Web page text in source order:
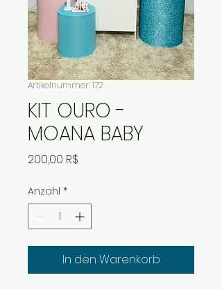
Artikelnummer: 172
KIT OURO -
MOANA BABY
200,00 R$
Anzahl *
In den Warenkorb